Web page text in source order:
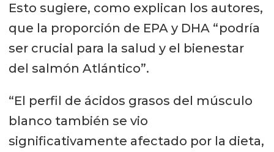
Esto sugiere, como explican los autores,
que la proporción de EPA y DHA “podría
ser crucial para la salud y el bienestar
del salmón Atlántico”.
“El perfil de ácidos grasos del músculo
blanco también se vio
significativamente afectado por la dieta,